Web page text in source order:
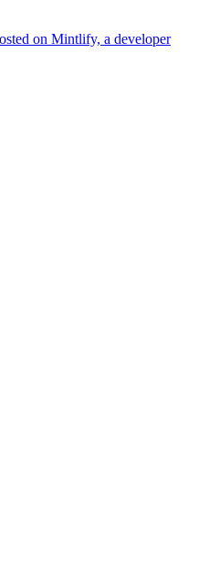
on Mintlify, a developer